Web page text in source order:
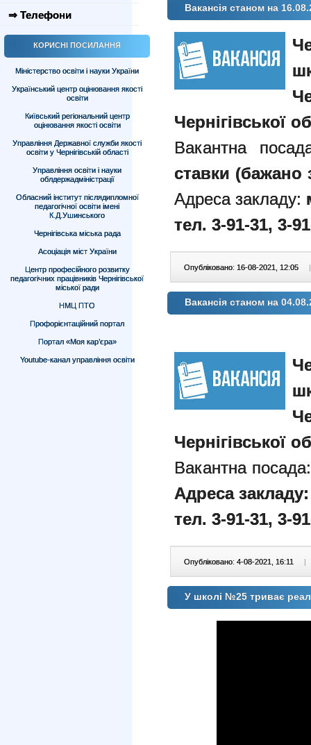
⇒ Телефони
КОРИСНІ ПОСИЛАННЯ
Міністерство освіти і науки України
Український центр оцінювання якості
освіти
Київський регіональний центр
оцінювання якості освіти
Управління Державної служби якості
освіти у Чернігівській області
Управління освіти і науки
облдержадміністрації
Обласний інститут післядипломної
педагогічної освіти імені
К.Д.Ушинського
Чернігівська міська рада
Асоціація міст України
Центр професійного розвитку
педагогічних працівників Чернігівської
міської ради
НМЦ ПТО
Профорієнтаційний портал
Портал «Моя кар’єра»
Youtube-канал управління освіти
Вакансія станом на
Чернігівської
Вакантна
ставки (бажано
Адреса закладу:
тел. 3-91-31, 3-
Опубліковано: 16-08-2021, 12:05 |
Вакансія станом на
Чернігівської
Вакантна посада:
Адреса
тел. 3-91-31, 3-
Опубліковано: 4-08-2021, 16:11 |
У школі №25 триває